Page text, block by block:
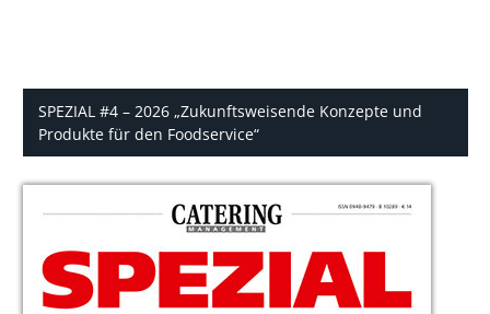
SPEZIAL #4 – 2026 „Zukunftsweisende Konzepte und
Produkte für den Foodservice“